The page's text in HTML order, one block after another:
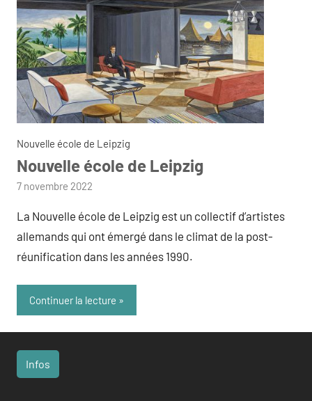
Nouvelle école de Leipzig
Nouvelle école de Leipzig
par
7 novembre 2022
La Nouvelle école de Leipzig est un collectif d’artistes
allemands qui ont émergé dans le climat de la post-
réunification dans les années 1990.
Continuer la lecture
Infos